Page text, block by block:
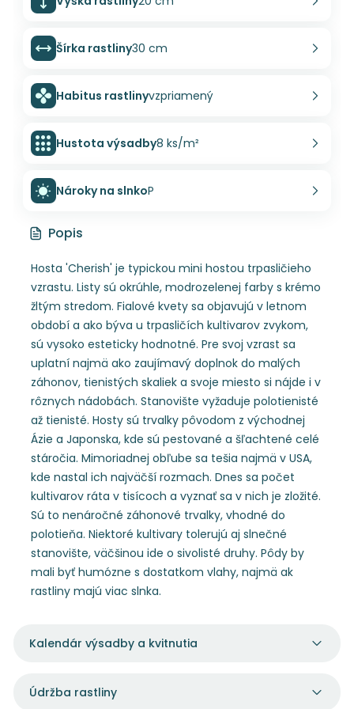
Šírka rastliny30 cm
Habitus rastlinyvzpriamený
Hustota výsadby8 ks/m²
Nároky na slnkoP
Popis
Hosta 'Cherish' je typickou mini hostou trpasličieho
vzrastu. Listy sú okrúhle, modrozelenej farby s krémo
žltým stredom. Fialové kvety sa objavujú v letnom
období a ako býva u trpasličích kultivarov zvykom,
sú vysoko esteticky hodnotné. Pre svoj vzrast sa
uplatní najmä ako zaujímavý doplnok do malých
záhonov, tienistých skaliek a svoje miesto si nájde i v
rôznych nádobách. Stanovište vyžaduje polotienisté
až tienisté. Hosty sú trvalky pôvodom z východnej
Ázie a Japonska, kde sú pestované a šľachtené celé
stáročia. Mimoriadnej obľube sa tešia najmä v USA,
kde nastal ich najväčší rozmach. Dnes sa počet
kultivarov ráta v tisícoch a vyznať sa v nich je zložité.
Sú to nenáročné záhonové trvalky, vhodné do
polotieňa. Niektoré kultivary tolerujú aj slnečné
stanovište, väčšinou ide o sivolisté druhy. Pôdy by
mali byť humózne s dostatkom vlahy, najmä ak
rastliny majú viac slnka.
Kalendár výsadby a kvitnutia
Údržba rastliny